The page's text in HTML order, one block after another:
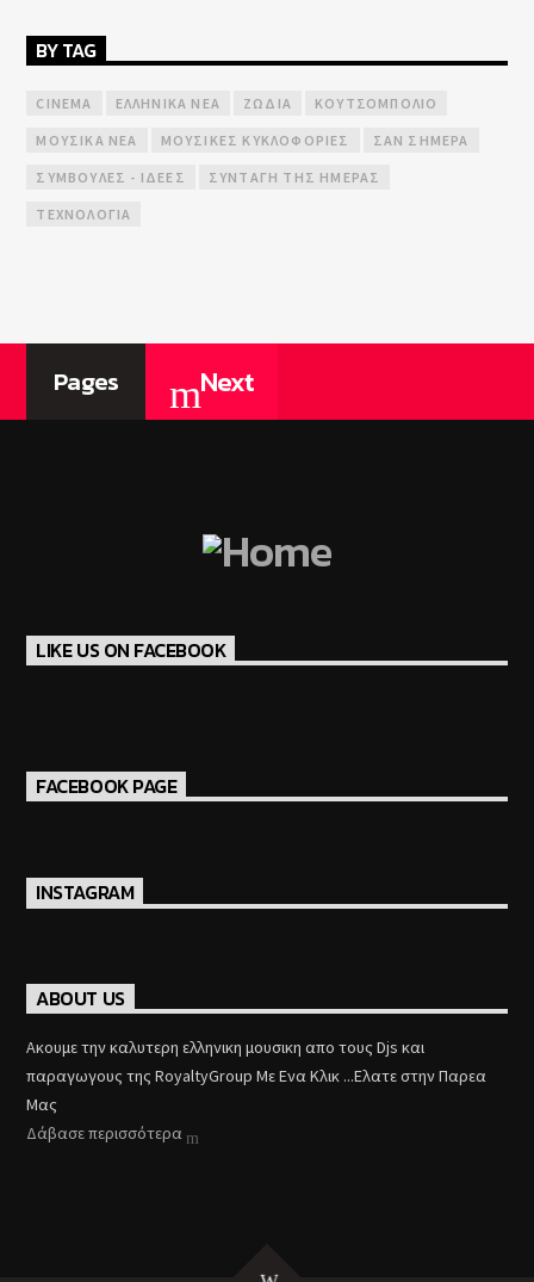
BY TAG
CINEMA ΕΛΛΗΝΙΚΆ ΝΈΑ ΖΏΔΙΑ ΚΟΥΤΣΟΜΠΟΛΙΌ
ΜΟΥΣΙΚΆ ΝΈΑ ΜΟΥΣΙΚΈΣ ΚΥΚΛΟΦΟΡΊΕΣ ΣΑΝ ΣΉΜΕΡΑ
ΣΥΜΒΟΥΛΈΣ - ΙΔΈΕΣ ΣΥΝΤΑΓΉ ΤΗΣ ΗΜΈΡΑΣ
ΤΕΧΝΟΛΟΓΊΑ
Pages Next
LIKE US ON FACEBOOK
FACEBOOK PAGE
INSTAGRAM
ABOUT US
Aκουμε την καλυτερη ελληνικη μουσικη απο τους Djs και
παραγωγους της RoyaltyGroup Με Ενα Κλικ ...Ελατε στην Παρεα
Μας
Δάβασε περισσότερα